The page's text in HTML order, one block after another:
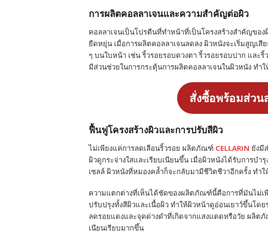
การผลิตคอลลาเจนและความสำคัญต่อผิว
คอลลาเจนเป็นโปรตีนที่ทำหน้าที่เป็นโครงสร้างสำคัญขอ
ยืดหยุ่น เมื่อการผลิตคอลลาเจนลดลง ผิวหนังจะเริ่มสูญเ
ๆ บนใบหน้า เช่น ริ้วรอยรอบดวงตา ริ้วรอยรอบปาก และ
มีส่วนช่วยในการกระตุ้นการผลิตคอลลาเจนในผิวหนัง ทำ
สั่งซื้อพร้อมส่ว
ฟื้นฟูโครงสร้างผิวและการปรับสีผิว
ไม่เพียงแค่การลดเลือนริ้วรอย ผลิตภัณฑ์ CELLARIN ยังมี
ผิวดูกระจ่างใสและเรียบเนียนขึ้น เมื่อผิวหนังได้รับการบำ
เซลล์ ผิวหนังที่หมองคล้ำก็จะกลับมามีชีวิตชีวาอีกครั้ง ทำ
ความแตกต่างที่เห็นได้ชัดของผลิตภัณฑ์นี้คือการที่มันไม่เ
ปรับปรุงทั้งสีผิวและเนื้อผิว ทำให้ผิวหน้าดูอ่อนเยาว์ขึ้นโด
ลดรอยแดงและจุดด่างดำที่เกิดจากแสงแดดหรือวัย ผลิต
เนียนเรียบมากขึ้น